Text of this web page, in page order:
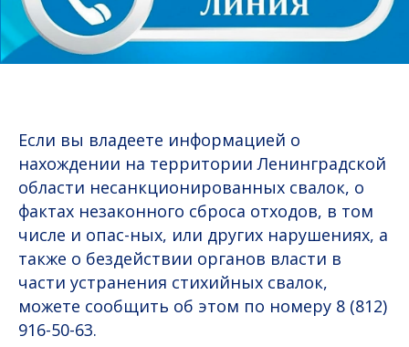
Если вы владеете информацией о
нахождении на территории Ленинградской
области несанкционированных свалок, о
фактах незаконного сброса отходов, в том
числе и опас-ных, или других нарушениях, а
также о бездействии органов власти в
части устранения стихийных свалок,
можете сообщить об этом по номеру 8 (812)
916-50-63.